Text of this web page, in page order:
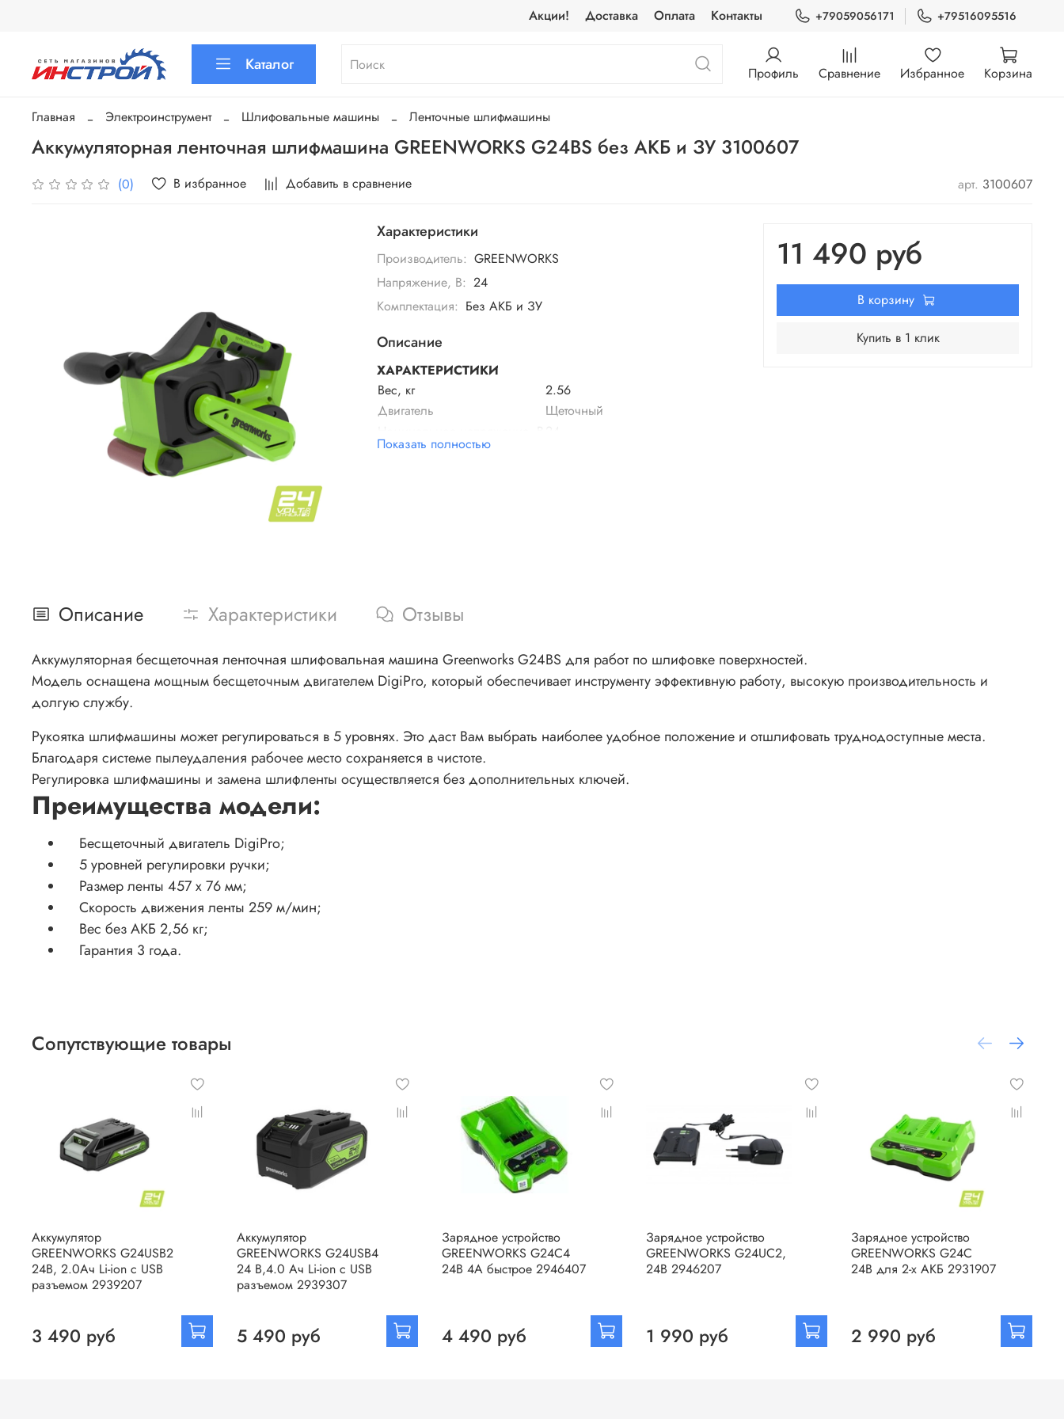
Акции! Доставка Оплата Контакты +79059056171 +79516095516
Каталог Профиль Сравнение Избранное Корзина
Главная Электроинструмент Шлифовальные машины Ленточные шлифмашины
Аккумуляторная ленточная шлифмашина GREENWORKS G24BS без АКБ и ЗУ 3100607
(0) В избранное Добавить в сравнение арт. 3100607
Характеристики
Производитель: GREENWORKS
Напряжение, В: 24
Комплектация: Без АКБ и ЗУ
Описание
ХАРАКТЕРИСТИКИ
Вес, кг
2.56
Двигатель
Щеточный
Размер ленты, мм
Показать полностью
11 490 руб
В корзину
Купить в 1 клик
Описание Характеристики Отзывы
Аккумуляторная бесщеточная ленточная шлифовальная машина Greenworks G24BS для работ по шлифовке поверхностей.
Модель оснащена мощным бесщеточным двигателем DigiPro, который обеспечивает инструменту эффективную работу, высокую производительность и
долгую службу.
Рукоятка шлифмашины может регулироваться в 5 уровнях. Это даст Вам выбрать наиболее удобное положение и отшлифовать труднодоступные места.
Благодаря системе пылеудаления рабочее место сохраняется в чистоте.
Регулировка шлифмашины и замена шлифленты осуществляется без дополнительных ключей.
Преимущества модели:
Бесщеточный двигатель DigiPro;
5 уровней регулировки ручки;
Размер ленты 457 x 76 мм;
Скорость движения ленты 259 м/мин;
Вес без АКБ 2,56 кг;
Гарантия 3 года.
Сопутствующие товары
Аккумулятор
GREENWORKS G24USB2
24В, 2.0Ач Li-ion с USB
разъемом 2939207
3 490 руб
Аккумулятор
GREENWORKS G24USB4
24 В,4.0 Ач Li-ion с USB
разъемом 2939307
5 490 руб
Зарядное устройство
GREENWORKS G24C4
24B 4A быстрое 2946407
4 490 руб
Зарядное устройство
GREENWORKS G24UC2,
24В 2946207
1 990 руб
Зарядное устройство
GREENWORKS G24С
24В для 2-х АКБ 2931907
2 990 руб